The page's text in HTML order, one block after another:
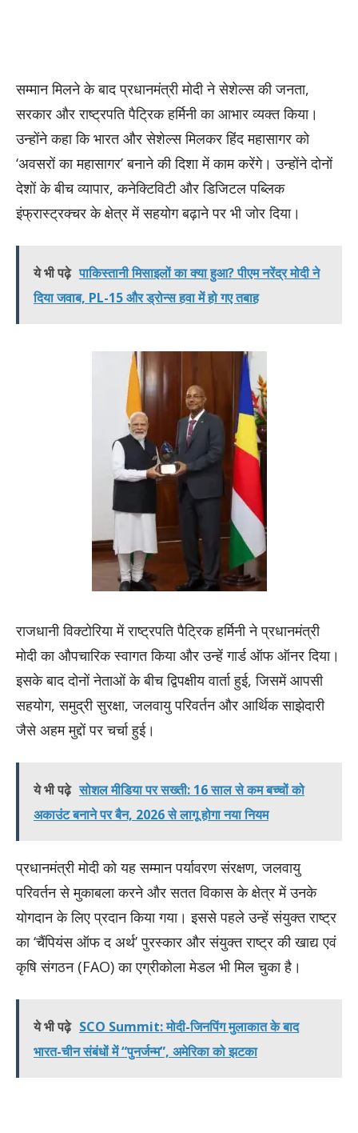
सम्मान मिलने के बाद प्रधानमंत्री मोदी ने सेशेल्स की जनता,
सरकार और राष्ट्रपति पैट्रिक हर्मिनी का आभार व्यक्त किया।
उन्होंने कहा कि भारत और सेशेल्स मिलकर हिंद महासागर को
‘अवसरों का महासागर’ बनाने की दिशा में काम करेंगे। उन्होंने दोनों
देशों के बीच व्यापार, कनेक्टिविटी और डिजिटल पब्लिक
इंफ्रास्ट्रक्चर के क्षेत्र में सहयोग बढ़ाने पर भी जोर दिया।
ये भी पढ़े पाकिस्तानी मिसाइलों का क्या हुआ? पीएम नरेंद्र मोदी ने
दिया जवाब, PL-15 और ड्रोन्स हवा में हो गए तबाह
राजधानी विक्टोरिया में राष्ट्रपति पैट्रिक हर्मिनी ने प्रधानमंत्री
मोदी का औपचारिक स्वागत किया और उन्हें गार्ड ऑफ ऑनर दिया।
इसके बाद दोनों नेताओं के बीच द्विपक्षीय वार्ता हुई, जिसमें आपसी
सहयोग, समुद्री सुरक्षा, जलवायु परिवर्तन और आर्थिक साझेदारी
जैसे अहम मुद्दों पर चर्चा हुई।
ये भी पढ़े सोशल मीडिया पर सख्ती: 16 साल से कम बच्चों को
अकाउंट बनाने पर बैन, 2026 से लागू होगा नया नियम
प्रधानमंत्री मोदी को यह सम्मान पर्यावरण संरक्षण, जलवायु
परिवर्तन से मुकाबला करने और सतत विकास के क्षेत्र में उनके
योगदान के लिए प्रदान किया गया। इससे पहले उन्हें संयुक्त राष्ट्र
का ‘चैंपियंस ऑफ द अर्थ’ पुरस्कार और संयुक्त राष्ट्र की खाद्य एवं
कृषि संगठन (FAO) का एग्रीकोला मेडल भी मिल चुका है।
ये भी पढ़े SCO Summit: मोदी-जिनपिंग मुलाकात के बाद
भारत-चीन संबंधों में “पुनर्जन्म”, अमेरिका को झटका